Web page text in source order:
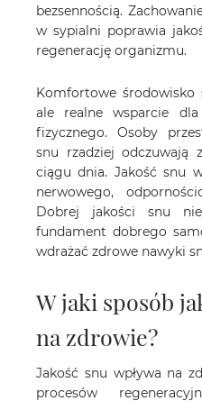
bezsennością.
w sypialni poprawia
regenerację organizmu.
Komfortowe
ale realne wsparcie
fizycznego. Osoby
snu rzadziej odczuwają
ciągu dnia. Jakość snu
nerwowego,
Dobrej jakości snu
fundament dobrego
wdrażać zdrowe nawyki
W jaki sposób
na zdrowie?
Jakość snu wpływa na
procesów